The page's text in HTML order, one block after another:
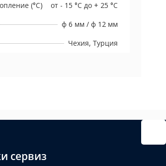
(°C)
от - 15 °C до + 25 °C
ф 6 мм / ф 12 мм
Чехия, Турция
сервиз